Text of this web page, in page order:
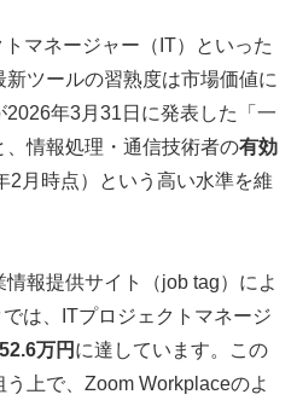
マネージャー（IT）といった
ツールの習熟度は市場価値に
年3月31日に発表した「一
情報処理・通信技術者の有効
2月時点）という高い水準を維
報提供サイト（job tag）によ
は、ITプロジェクトマネージ
万円 に達しています。この
上で、Zoom Workplaceのよ